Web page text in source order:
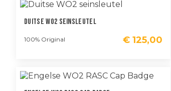
Duitse WO2 Seinsleutel
100% Original € 125,00